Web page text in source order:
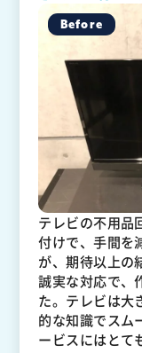
テレビの不用品
付けで、手間を
が、期待以上の
誠実な対応で、
た。テレビは大
的な知識でスム
ービスにはとて